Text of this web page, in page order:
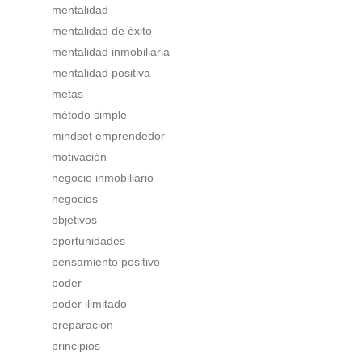
mentalidad
mentalidad de éxito
mentalidad inmobiliaria
mentalidad positiva
metas
método simple
mindset emprendedor
motivación
negocio inmobiliario
negocios
objetivos
oportunidades
pensamiento positivo
poder
poder ilimitado
preparación
principios